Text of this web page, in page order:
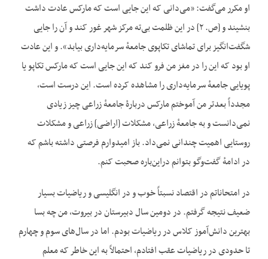
او مکرر می‌گفت: «می‌دانی که این جایی است که مارکس عادت داشت
بنشیند و [ص. ۲] در این ظلمت بی‌ته مرکز شهر غور کند و آن را جایی
شگفت‌انگیز برای تماشای تکاپوی جامعهٔ سرمایه‌داری بیابد». و این عادت
او بود که این را در مغز من فرو کند که این جایی است که مارکس تکاپو یا
پویایی جامعهٔ سرمایه‌داری را مشاهده کرده است. این درست است،
مجدداً بعدتر من آموختم مارکس دربارهٔ جامعهٔ زراعی چیز زیادی
نمی‌دانست و به جامعهٔ زراعی، مشکلات [اراضی] زراعی و مشکلات
روستایی اهمیت چندانی نمی‌داد. باز امیدوارم فرصتی داشته باشم که
در ادامهٔ گفت‌وگو بتوانم دراین‌باره صحبت کنم.
در امتحاناتم در اقتصاد نسبتاً خوب و در انگلیسی و ریاضیات بسیار
ضعیف نتیجه گرفتم. در دومین سال دبیرستان در بیروت، من چه بسا
بهترین دانش‌آموز کلاس در ریاضیات بودم. اما در سال‌های سوم و چهارم
تا حدودی در ریاضیات عقب افتادم، احتمالاً به این خاطر که معلم